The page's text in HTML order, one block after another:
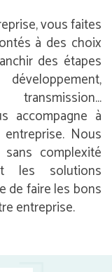
vous faites
à des choix
des étapes
transmission…
accompagne à
Nous
complexité
les solutions
de faire les bons
entreprise.